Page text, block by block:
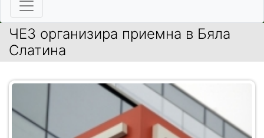
ЧЕЗ организира приемна в Бяла
Слатина